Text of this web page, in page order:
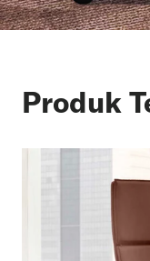
Produk